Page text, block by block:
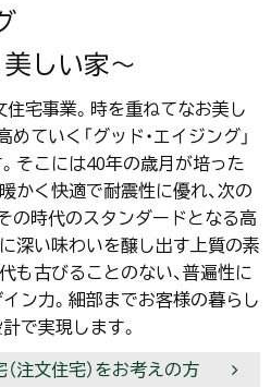
美しい家～
宅事業。時を重ねてなお美し
ていく「グッド・エイジング」
そこには40年の歳月が培った
かく快適で耐震性に優れ、次の
の時代のスタンダードとなる高
深い味わいを醸し出す上質の素
も古びることのない、普遍性に
ン力。細部までお客様の暮らし
で実現します。
注文住宅）をお考えの方